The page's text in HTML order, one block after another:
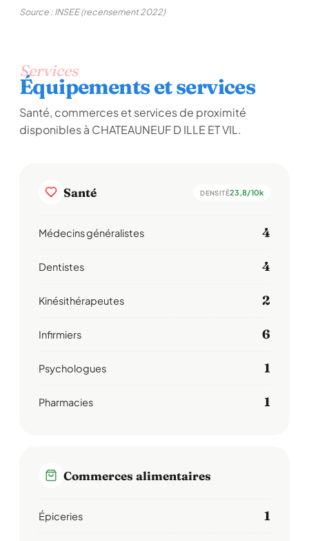
Source : INSEE (recensement 2022)
Services
Équipements et services
Santé, commerces et services de proximité
disponibles à CHATEAUNEUF D ILLE ET VIL.
Santé DENSITÉ23,8/10k
Médecins généralistes 4
Dentistes 4
Kinésithérapeutes 2
Infirmiers 6
Psychologues 1
Pharmacies 1
Commerces alimentaires
Épiceries 1